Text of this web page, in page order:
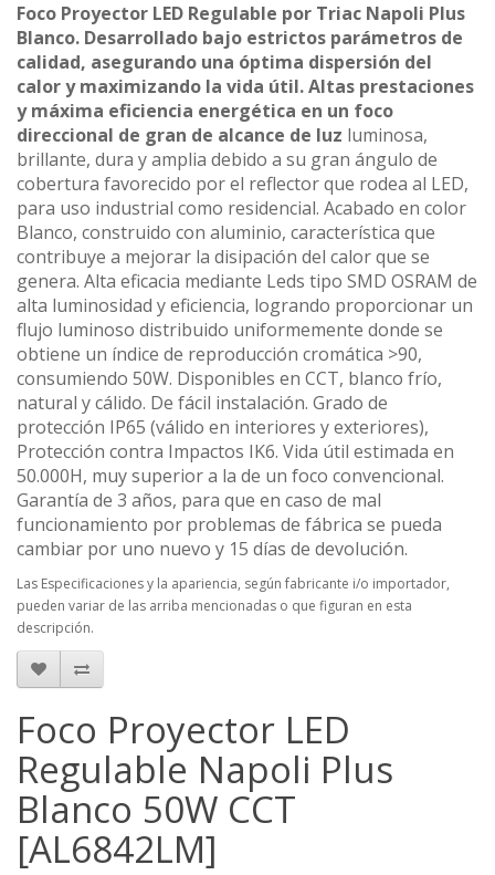
Foco Proyector LED Regulable por Triac Napoli Plus
Blanco. Desarrollado bajo estrictos parámetros de
calidad, asegurando una óptima dispersión del
calor y maximizando la vida útil. Altas prestaciones
y máxima eficiencia energética en un foco
direccional de gran de alcance de luz luminosa,
brillante, dura y amplia debido a su gran ángulo de
cobertura favorecido por el reflector que rodea al LED,
para uso industrial como residencial. Acabado en color
Blanco, construido con aluminio, característica que
contribuye a mejorar la disipación del calor que se
genera. Alta eficacia mediante Leds tipo SMD OSRAM de
alta luminosidad y eficiencia, logrando proporcionar un
flujo luminoso distribuido uniformemente donde se
obtiene un índice de reproducción cromática >90,
consumiendo 50W. Disponibles en CCT, blanco frío,
natural y cálido. De fácil instalación. Grado de
protección IP65 (válido en interiores y exteriores),
Protección contra Impactos IK6. Vida útil estimada en
50.000H, muy superior a la de un foco convencional.
Garantía de 3 años, para que en caso de mal
funcionamiento por problemas de fábrica se pueda
cambiar por uno nuevo y 15 días de devolución.
Las Especificaciones y la apariencia, según fabricante i/o importador,
pueden variar de las arriba mencionadas o que figuran en esta
descripción.
Foco Proyector LED
Regulable Napoli Plus
Blanco 50W CCT
[AL6842LM]